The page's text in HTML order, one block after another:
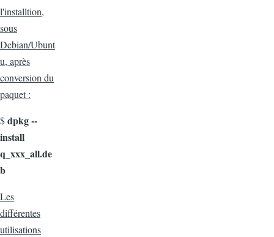
l'installtion,
sous
Debian/Ubunt
u, après
conversion du
paquet :
$dpkg --
install
q_xxx_all.de
b
Les
différentes
utilisations